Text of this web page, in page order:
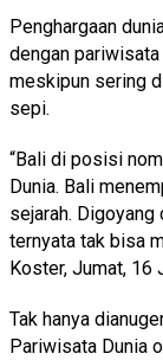
Penghargaan
dengan
meskipun sering
sepi.
“Bali di posisi
Dunia. Bali
sejarah.
ternyata tak bisa
Koster, Jumat, 16
Tak hanya
Pariwisata Dunia